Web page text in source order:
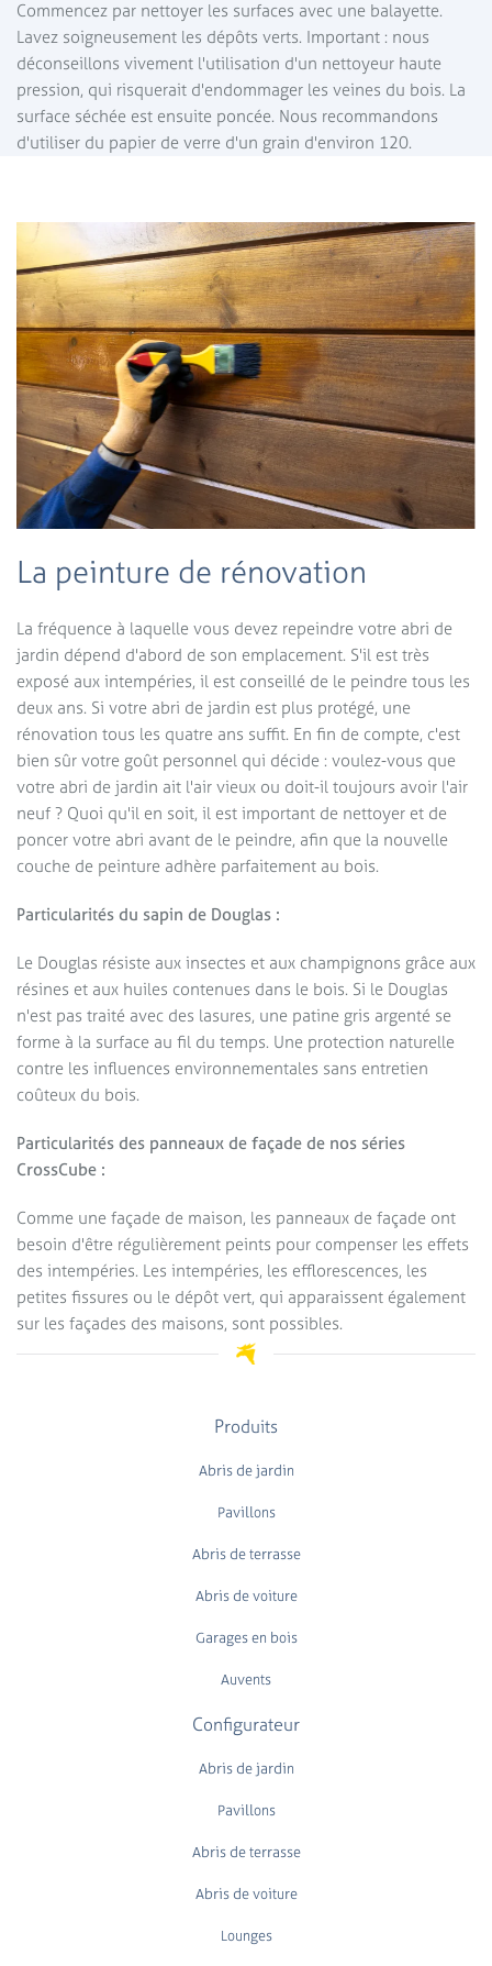
Commencez par nettoyer les surfaces avec une balayette.
Lavez soigneusement les dépôts verts. Important : nous
déconseillons vivement l'utilisation d'un nettoyeur haute
pression, qui risquerait d'endommager les veines du bois. La
surface séchée est ensuite poncée. Nous recommandons
d'utiliser du papier de verre d'un grain d'environ 120.
La peinture de rénovation
La fréquence à laquelle vous devez repeindre votre abri de
jardin dépend d'abord de son emplacement. S'il est très
exposé aux intempéries, il est conseillé de le peindre tous les
deux ans. Si votre abri de jardin est plus protégé, une
rénovation tous les quatre ans suffit. En fin de compte, c'est
bien sûr votre goût personnel qui décide : voulez-vous que
votre abri de jardin ait l'air vieux ou doit-il toujours avoir l'air
neuf ? Quoi qu'il en soit, il est important de nettoyer et de
poncer votre abri avant de le peindre, afin que la nouvelle
couche de peinture adhère parfaitement au bois.
Particularités du sapin de Douglas :
Le Douglas résiste aux insectes et aux champignons grâce aux
résines et aux huiles contenues dans le bois. Si le Douglas
n'est pas traité avec des lasures, une patine gris argenté se
forme à la surface au fil du temps. Une protection naturelle
contre les influences environnementales sans entretien
coûteux du bois.
Particularités des panneaux de façade de nos séries
CrossCube :
Comme une façade de maison, les panneaux de façade ont
besoin d'être régulièrement peints pour compenser les effets
des intempéries. Les intempéries, les efflorescences, les
petites fissures ou le dépôt vert, qui apparaissent également
sur les façades des maisons, sont possibles.
Produits
Abris de jardin
Pavillons
Abris de terrasse
Abris de voiture
Garages en bois
Auvents
Configurateur
Abris de jardin
Pavillons
Abris de terrasse
Abris de voiture
Lounges